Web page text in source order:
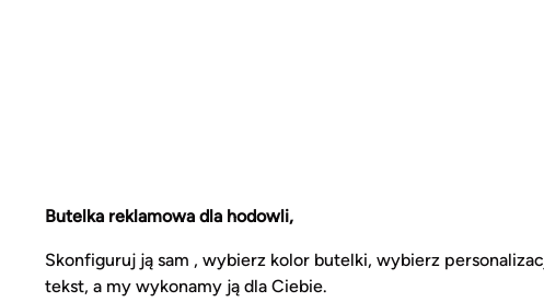
Butelka reklamowa dla hodowli,
Skonfiguruj ją sam , wybierz kolor butelki, wybierz
tekst, a my wykonamy ją dla Ciebie.